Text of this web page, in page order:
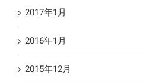
2017年1月
2016年1月
2015年12月